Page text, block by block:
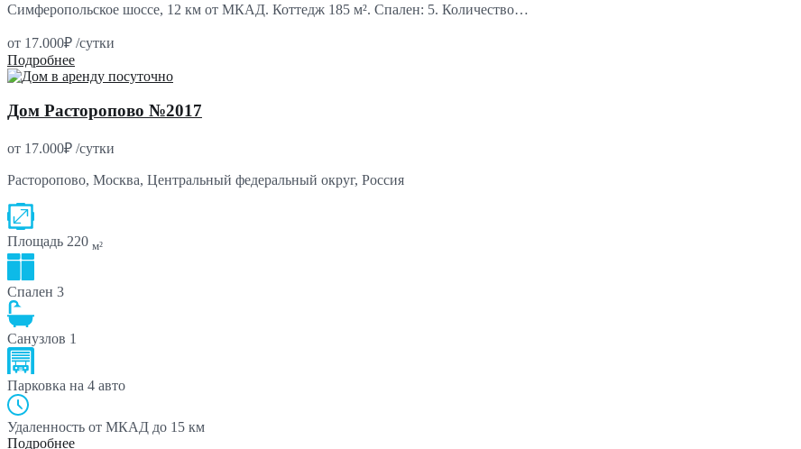
Симферопольское шоссе, 12 км от МКАД. Коттедж 185 м². Спален: 5. Количество…
от 17.000₽ /сутки
Подробнее
Дом Расторопово №2017
от 17.000₽ /сутки
Расторопово, Москва, Центральный федеральный округ, Россия
Площадь 220 м²
Спален 3
Санузлов 1
Парковка на 4 авто
Удаленность от МКАД до 15 км
Подробнее